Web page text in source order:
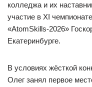
колледжа и их
участие в XI
«AtomSkills-2026»
Екатеринбурге.
В условиях жёсткой
Олег занял первое